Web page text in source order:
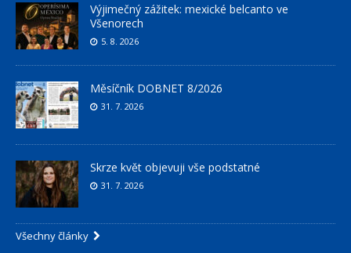
Výjimečný zážitek: mexické belcanto ve
Všenorech
5. 8. 2026
Měsíčník DOBNET 8/2026
31. 7. 2026
Skrze květ objevuji vše podstatné
31. 7. 2026
Všechny články